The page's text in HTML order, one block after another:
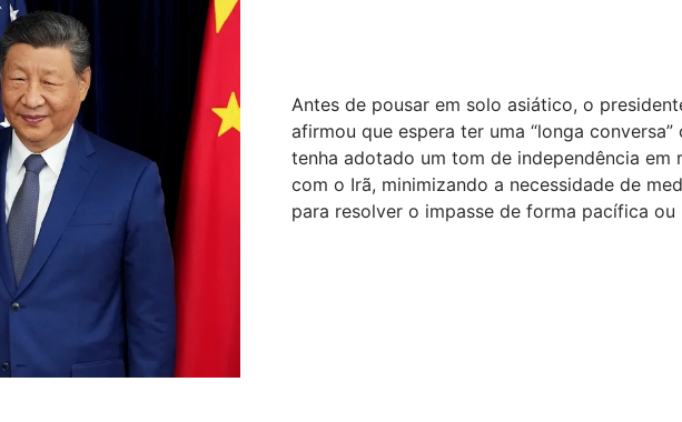
Antes de pousar em solo asiático, o
afirmou que espera ter uma “longa conversa”
tenha adotado um tom de independência em
com o Irã, minimizando a necessidade de
para resolver o impasse de forma pacífica ou